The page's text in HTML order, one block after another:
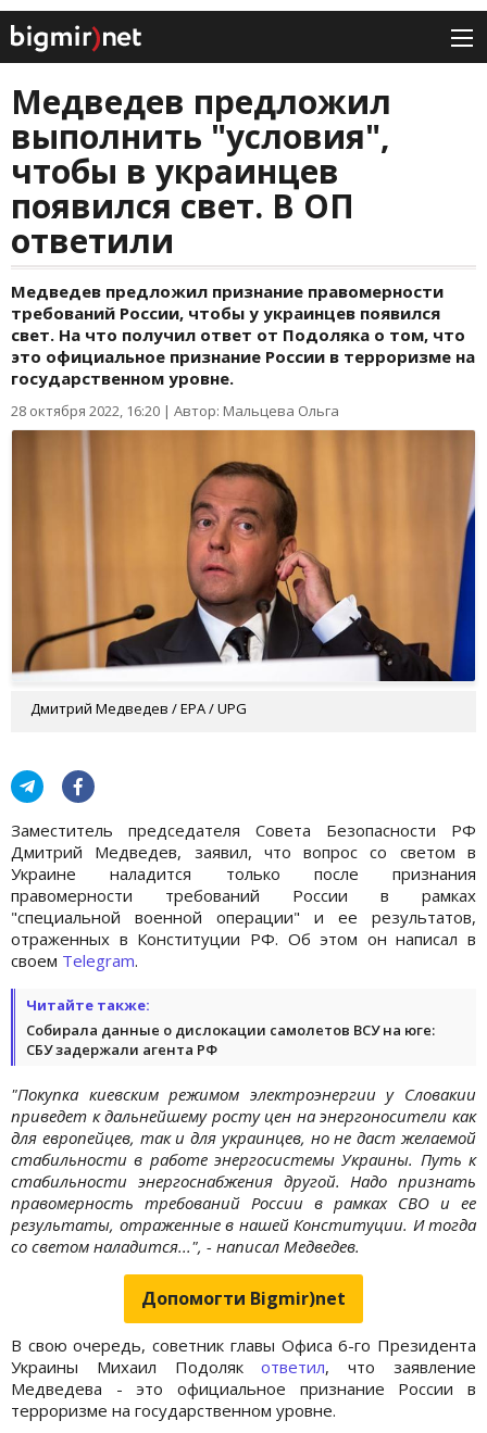
Медведев предложил
выполнить "условия",
чтобы в украинцев
появился свет. В ОП
ответили
Медведев предложил признание правомерности
требований России, чтобы у украинцев появился
свет. На что получил ответ от Подоляка о том, что
это официальное признание России в терроризме на
государственном уровне.
28 октября 2022, 16:20 | Автор: Мальцева Ольга
Дмитрий Медведев / EPA / UPG
Заместитель председателя Совета Безопасности РФ
Дмитрий Медведев, заявил, что вопрос со светом в
Украине наладится только после признания
правомерности требований России в рамках
"специальной военной операции" и ее результатов,
отраженных в Конституции РФ. Об этом он написал в
своем Telegram.
Читайте также:
Собирала данные о дислокации самолетов ВСУ на юге:
СБУ задержали агента РФ
"Покупка киевским режимом электроэнергии у Словакии
приведет к дальнейшему росту цен на энергоносители как
для европейцев, так и для украинцев, но не даст желаемой
стабильности в работе энергосистемы Украины. Путь к
стабильности энергоснабжения другой. Надо признать
правомерность требований России в рамках СВО и ее
результаты, отраженные в нашей Конституции. И тогда
со светом наладится...", - написал Медведев.
Допомогти Bigmir)net
В свою очередь, советник главы Офиса 6-го Президента
Украины Михаил Подолякответил, что заявление
Медведева - это официальное признание России в
терроризме на государственном уровне.